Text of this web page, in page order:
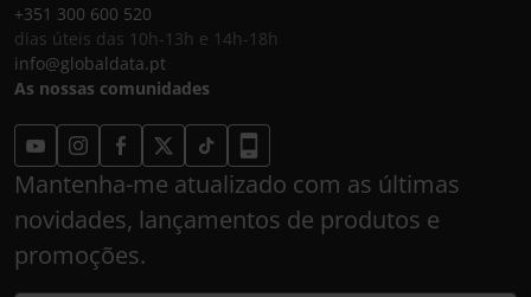
+351 300 600 520
dias úteis das 10h-13h e 14h-18h
info@globaldata.pt
As nossas comunidades
Mantenha-me atualizado com as últimas
novidades, lançamentos de produtos e
promoções.